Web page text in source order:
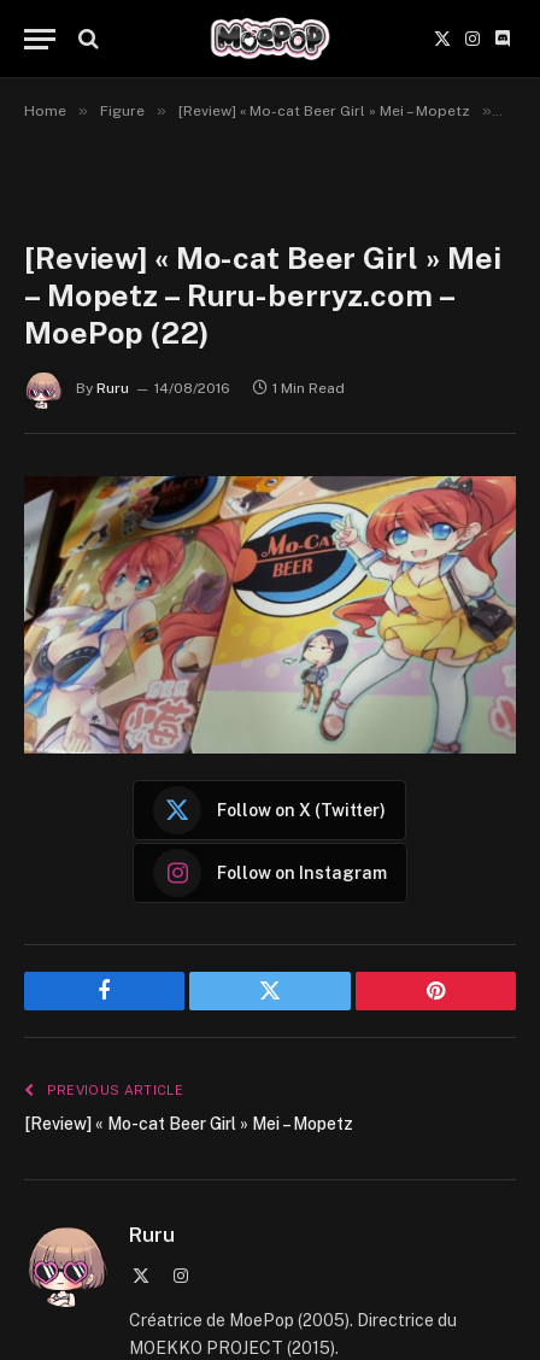
X
(Twitter)
Home » Figure » [Review] « Mo-cat Beer Girl » Mei – Mopetz »
[Review] « Mo-cat Beer Girl » Mei
– Mopetz – Ruru-berryz.com –
MoePop (22)
By Ruru 14/08/2016 1 Min Read
Follow on X (Twitter)
Follow on Instagram
Facebook Twitter Pinterest
PREVIOUS ARTICLE
[Review] « Mo-cat Beer Girl » Mei – Mopetz
Ruru
Instagram
Créatrice de MoePop (2005). Directrice du
MOEKKO PROJECT (2015).